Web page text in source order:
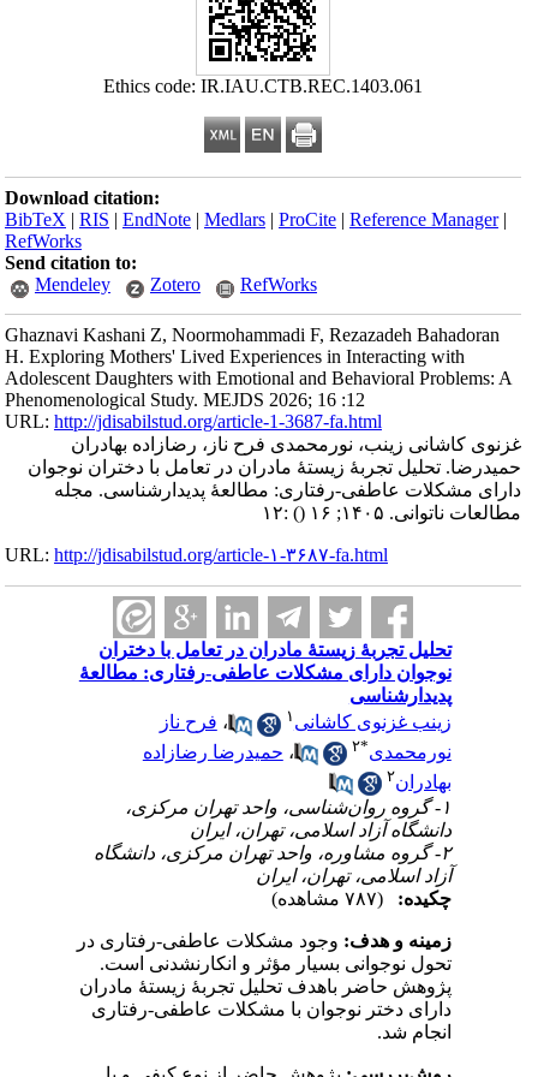
Ethics code: IR.IAU.CTB.REC.1403.061
Download citation:
BibTeX |RIS |EndNote |Medlars |ProCite |Reference Manager
RefWorks
Send citation to:
Mendeley
Zotero RefWorks
Ghaznavi Kashani Z, Noormohammadi F, Rezazadeh Bahadoran
H. Exploring Mothers' Lived Experiences in Interacting with
Adolescent Daughters with Emotional and Behavioral Problems: A
Phenomenological Study. MEJDS 2026; 16 :12
URL:http://jdisabilstud.org/article-1-3687-fa.html
غزنوی کاشانی زینب، نورمحمدی فرح ناز، رضازاده بهادران
حمیدرضا. تحلیل تجربۀ زیستۀ مادران در تعامل با دختران نوجوان
دارای مشکلات عاطفی-رفتاری: مطالعۀ پدیدارشناسی. مجله
مطالعات ناتوانی. ۱۴۰۵; ۱۶
() :۱۲
URL:http://jdisabilstud.org/article-۱-۳۶۸۷-fa.html
تحلیل تجربۀ زیستۀ مادران در تعامل با دختران
نوجوان دارای مشکلات عاطفی-رفتاری: مطالعۀ
پدیدارشناسی
زینب غزنوی کاشانی
،فرح ناز
نورمحمدی
۲ ،حمیدرضا رضازاده
بهادران ۲
۱- گروه روان‌شناسی، واحد تهران مرکزی،
دانشگاه آزاد اسلامی، تهران، ایران
۲- گروه مشاوره، واحد تهران مرکزی، دانشگاه
آزاد اسلامی، تهران، ایران
چکیده:
زمینه و هدف:وجود مشکلات عاطفی-رفتاری در
تحول نوجوانی بسیار مؤثر و انکارنشدنی است.
پژوهش حاضر باهدف تحلیل تجربۀ زیستۀ مادران
دارای دختر نوجوان با مشکلات عاطفی-رفتاری
انجام شد.